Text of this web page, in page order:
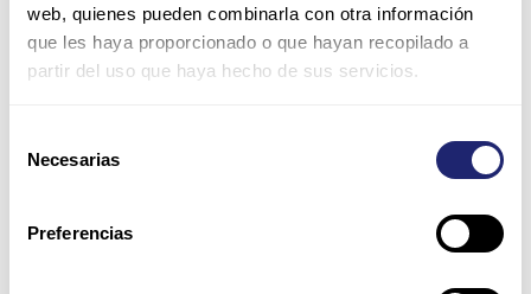
web, quienes pueden combinarla con otra información
que les haya proporcionado o que hayan recopilado a
partir del uso que haya hecho de sus servicios.
Necesarias
Preferencias
Todos los productos
HPE 240GB 2.5" SSD SATA 6Gb/s Value Endurance
SC Enterprise Value G1 HDD con caddy